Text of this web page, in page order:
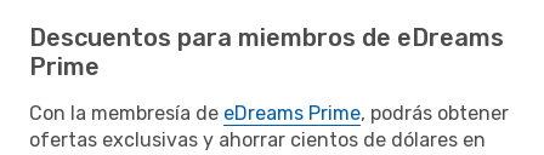
Descuentos para miembros de eDreams
Prime
Con la membresía de eDreams Prime, podrás obtener
ofertas exclusivas y ahorrar cientos de dólares en